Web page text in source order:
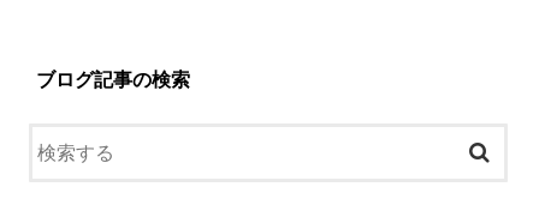
ブログ記事の検索